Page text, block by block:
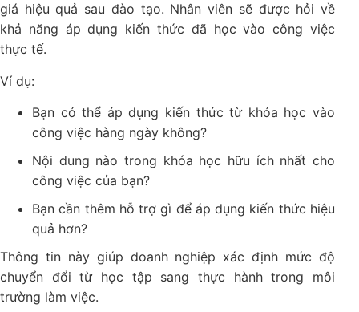
giá hiệu quả sau đào tạo. Nhân viên sẽ được hỏi về
khả năng áp dụng kiến thức đã học vào công việc
thực tế.
Ví dụ:
Bạn có thể áp dụng kiến thức từ khóa học vào
công việc hàng ngày không?
Nội dung nào trong khóa học hữu ích nhất cho
công việc của bạn?
Bạn cần thêm hỗ trợ gì để áp dụng kiến thức hiệu
quả hơn?
Thông tin này giúp doanh nghiệp xác định mức độ
chuyển đổi từ học tập sang thực hành trong môi
trường làm việc.